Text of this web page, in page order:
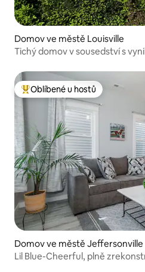
Domov ve městě Louisville
Tichý domov v sousedství s
Nejlepší v kategorii Oblíbené u
Oblíbené u hostů
Domov ve městě Jeffersonville
Lil Blue-Cheerful, plně